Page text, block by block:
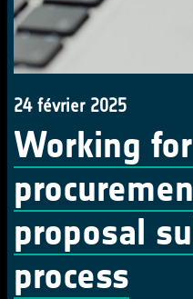
24 février 2025
Working
proposal
process